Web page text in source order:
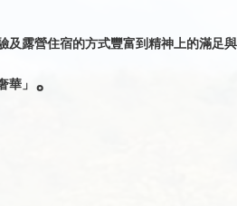
及露營住宿的方式豐富到精神上的滿足
」 。